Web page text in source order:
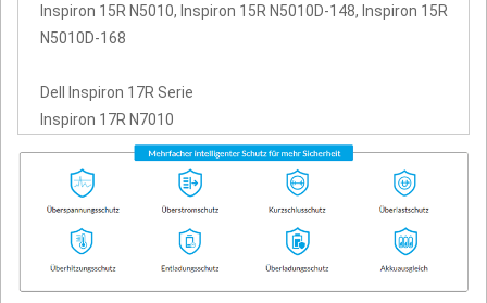
Inspiron 15R N5010, Inspiron 15R N5010D-148, Inspiron 15R
N5010D-168
Dell Inspiron 17R Serie
Inspiron 17R N7010